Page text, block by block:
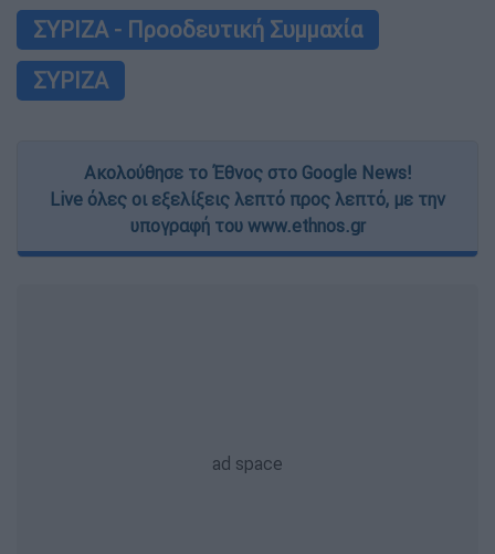
ΣΥΡΙΖΑ - Προοδευτική Συμμαχία
ΣΥΡΙΖΑ
Ακολούθησε το Έθνος στο Google News!
Live όλες οι εξελίξεις λεπτό προς λεπτό, με την
υπογραφή του www.ethnos.gr